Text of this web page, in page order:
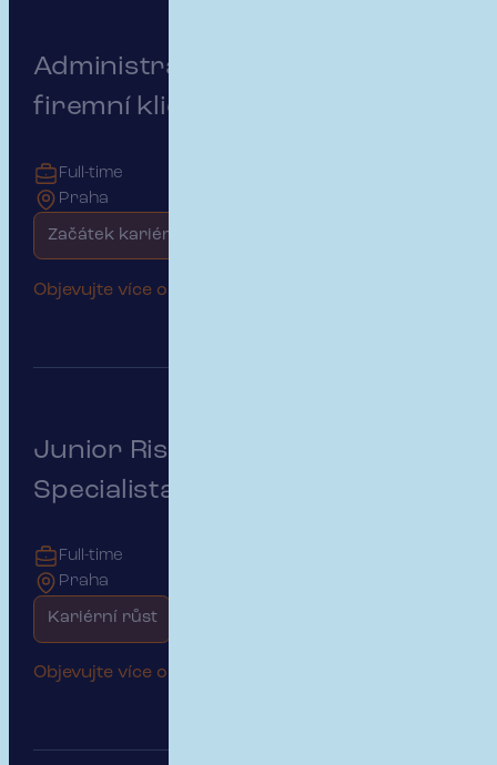
Administrativní podpora pro
firemní klienty
Full-time
Praha
Objevujte více o této pozici
Začátek kariéry
Junior Risk & Insurance
Specialista | Public & Medical
Full-time
Praha
Objevujte více o této pozici
Kariérní růst